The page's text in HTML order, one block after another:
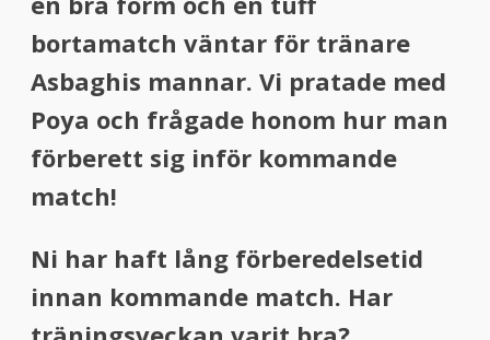
bortamatch väntar för tränare
Asbaghis mannar. Vi pratade med
Poya och frågade honom hur man
förberett sig inför kommande
match!
Ni har haft lång förberedelsetid
innan kommande match. Har